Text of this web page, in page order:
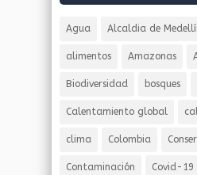
Agua Alcaldia de
alimentos Amazonas
Biodiversidad bosques
Calentamiento global
clima Colombia
Contaminación Covid-19